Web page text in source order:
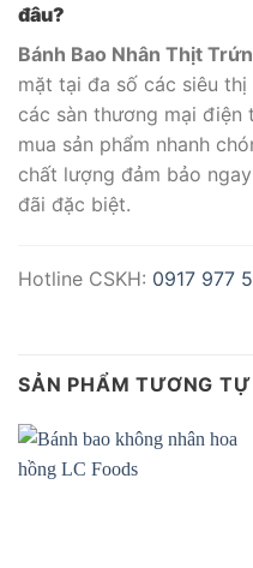
đâu?
Bánh Bao Nhân Thịt
mặt tại đa số các siêu
các sàn thương mại điện
mua sản phẩm nhanh
chất lượng đảm bảo
đãi đặc biệt.
Hotline CSKH: 0917 977
SẢN PHẨM TƯƠNG TỰ